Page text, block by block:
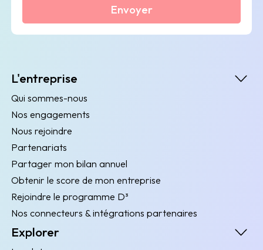
Envoyer
L'entreprise
Qui sommes-nous
Nos engagements
Nous rejoindre
Partenariats
Partager mon bilan annuel
Obtenir le score de mon entreprise
Rejoindre le programme D³
Nos connecteurs & intégrations partenaires
Explorer